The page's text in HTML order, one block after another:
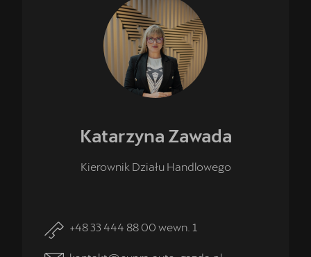
Katarzyna Zawada
Kierownik Działu Handlowego
+48 33 444 88 00 wewn. 1